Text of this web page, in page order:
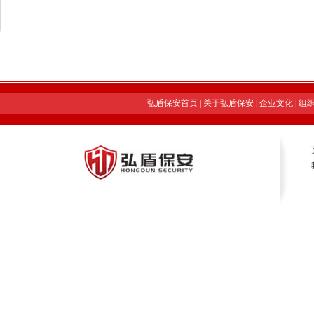
弘盾保安首页| 关于弘盾保安| 企业文化| 组